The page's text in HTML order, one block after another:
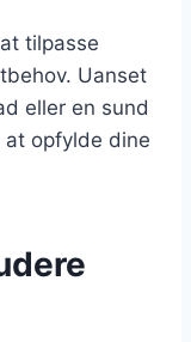
tilpasse
Uanset
eller en sund
at opfylde dine